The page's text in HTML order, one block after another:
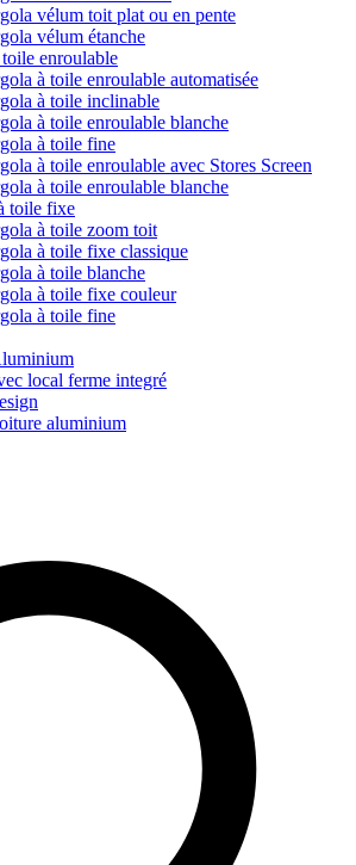
vélum toit plat ou en pente
vélum étanche
enroulable
à toile enroulable automatisée
à toile inclinable
à toile enroulable blanche
à toile fine
à toile enroulable avec Stores Screen
à toile enroulable blanche
toile fixe
à toile zoom toit
à toile fixe classique
à toile blanche
à toile fixe couleur
à toile fine
local ferme integré
aluminium